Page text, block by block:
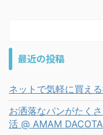
最近の投稿
ネットで気軽に買え
お洒落なパンがたく
活 @ AMAM